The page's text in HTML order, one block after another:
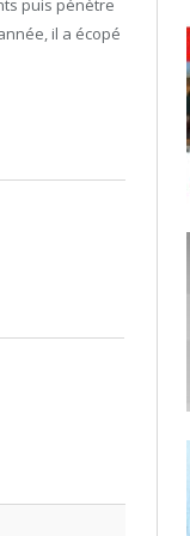
puis pénètre
il a écopé